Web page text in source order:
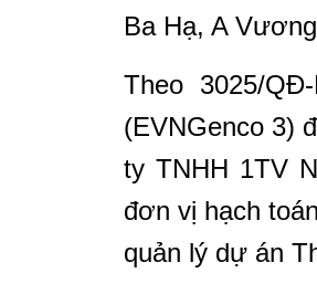
Ba Hạ, A
Theo 3025/
(EVNGenco 3)
ty TNHH 1TV
đơn vị hạch
quản lý dự án